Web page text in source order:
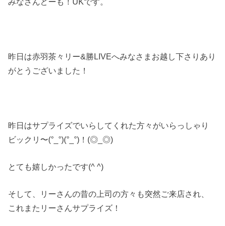
昨日は赤羽茶々リー&勝LIVEへみなさまお越し下さりあり
がとうございました！
昨日はサプライズでいらしてくれた方々がいらっしゃり
ビックリ〜(°_°)(°_°)！(◎_◎)
とても嬉しかったです(^ ^)
そして、リーさんの昔の上司の方々も突然ご来店され、
これまたリーさんサプライズ！